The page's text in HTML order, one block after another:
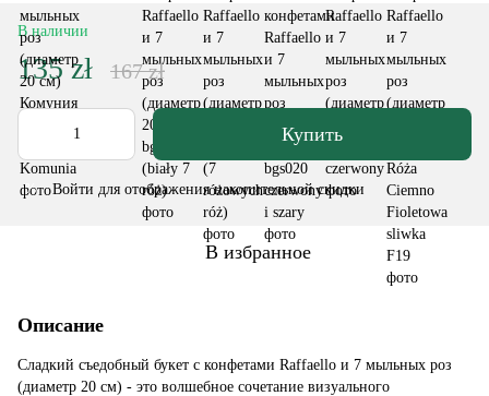
В наличии
135 zł 167 zł
Купить
% Войти для отображения накопительной скидки
В избранное
Описание
Сладкий съедобный букет с конфетами Raffaello и 7 мыльных роз
(диаметр 20 см) - это волшебное сочетание визуального